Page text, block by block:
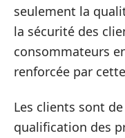
seulement la
la sécurité des
consommateurs
renforcée par
Les clients sont
qualification des